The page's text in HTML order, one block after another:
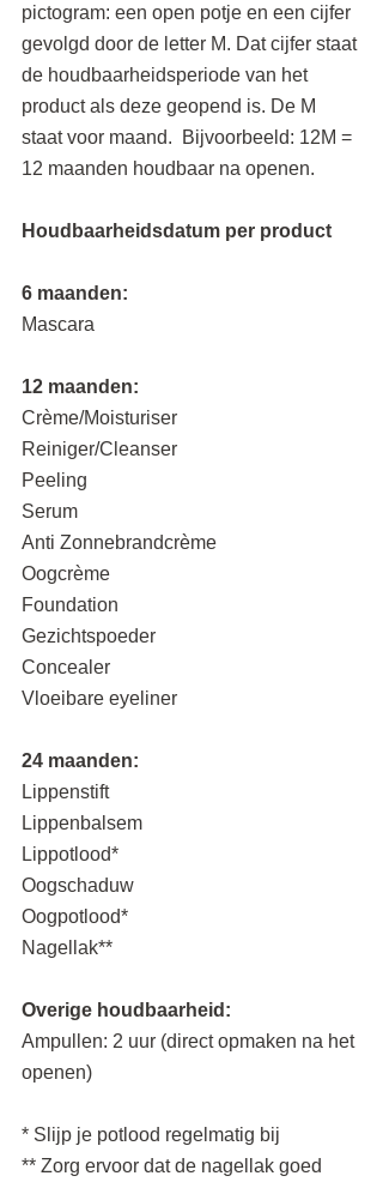
pictogram: een open potje en een cijfer
gevolgd door de letter M. Dat cijfer staat
de houdbaarheidsperiode van het
product als deze geopend is. De M
staat voor maand.  Bijvoorbeeld: 12M =
12 maanden houdbaar na openen.
Houdbaarheidsdatum per product
6 maanden:
Mascara
12 maanden:
Crème/Moisturiser
Reiniger/Cleanser
Peeling
Serum
Anti Zonnebrandcrème
Oogcrème
Foundation
Gezichtspoeder
Concealer
Vloeibare eyeliner
24 maanden:
Lippotlood*
Oogschaduw
Oogpotlood*
Nagellak**
Overige houdbaarheid:
Ampullen: 2 uur (direct opmaken na het
openen)
* Slijp je potlood regelmatig bij
** Zorg ervoor dat de nagellak goed